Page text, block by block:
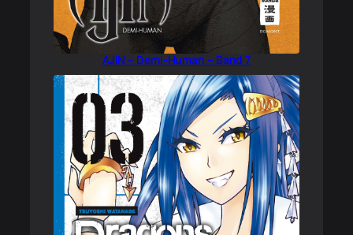
AJIN – Demi-Human – Band 7